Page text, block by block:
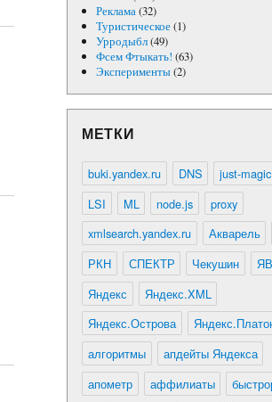
Реклама(32)
Туристическое(1)
Урродыбл(49)
Фсем Фтыкать! (63)
Эксперименты(2)
МЕТКИ
buki.yandex.ru DNS
just-magic
LSI
ML node.js
proxy
xmlsearch.yandex.ru
Акварель
РКН
СПЕКТР Чекушин
Яндекс
Яндекс.XML
Яндекс.Острова
алгоритмы
апдейты Яндекса
апометр
аффилиаты